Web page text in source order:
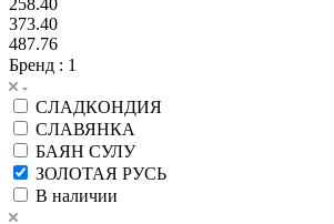
373.40
487.76
Бренд : 1
СЛАДКОНДИЯ
СЛАВЯНКА
БАЯН СУЛУ
ЗОЛОТАЯ РУСЬ
В наличии